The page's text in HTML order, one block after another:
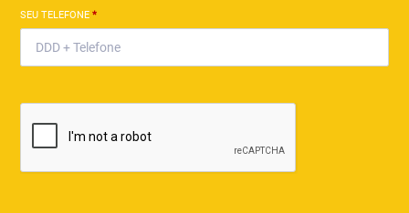
SEU TELEFONE*